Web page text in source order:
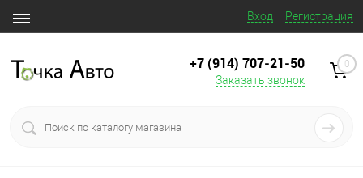
Вход Регистрация
+7 (914) 707‒21‒50
Заказать звонок
0